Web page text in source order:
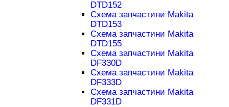
DTD152
Схема запчастини Makita
DTD153
Схема запчастини Makita
DTD155
Схема запчастини Makita
DF330D
Схема запчастини Makita
DF333D
Схема запчастини Makita
DF331D